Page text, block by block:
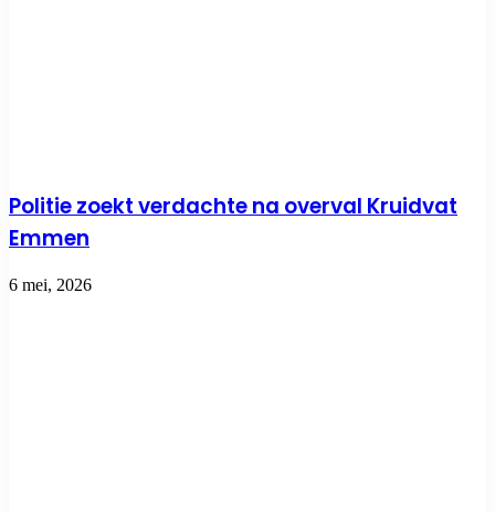
Politie zoekt verdachte na overval Kruidvat
Emmen
6 mei, 2026